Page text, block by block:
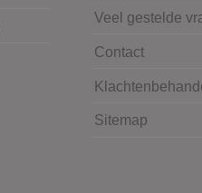
Veel gestelde
Contact
Sitemap